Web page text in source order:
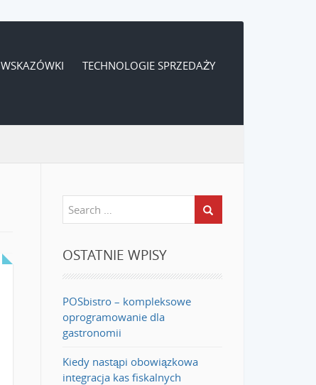
WSKAZÓWKI TECHNOLOGIE SPRZEDAŻY
OSTATNIE WPISY
POSbistro – kompleksowe
oprogramowanie dla
gastronomii
Kiedy nastąpi obowiązkowa
integracja kas fiskalnych